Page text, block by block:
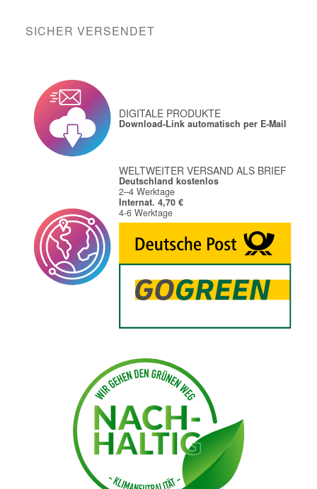
SICHER VERSENDET
DIGITALE PRODUKTE
Download-Link automatisch per E-Mail
WELTWEITER VERSAND ALS BRIEF
Deutschland kostenlos
2–4 Werktage
Internat. 4,70 €
4-6 Werktage